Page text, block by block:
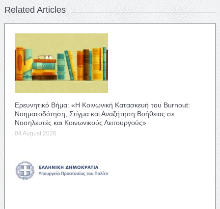
Related Articles
Ερευνητικό Βήμα: «Η Κοινωνική Κατασκευή του Burnout:
Νοηματοδότηση, Στίγμα και Αναζήτηση Βοήθειας σε
Νοσηλευτές και Κοινωνικούς Λειτουργούς»
04 August 2026